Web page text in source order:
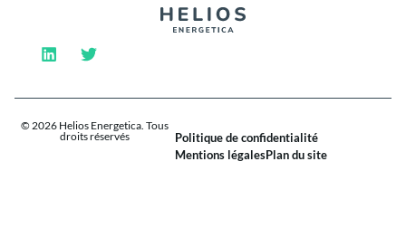
© 2026 Helios Energetica. Tous
droits réservés
Politique de confidentialité
Mentions légalesPlan du site